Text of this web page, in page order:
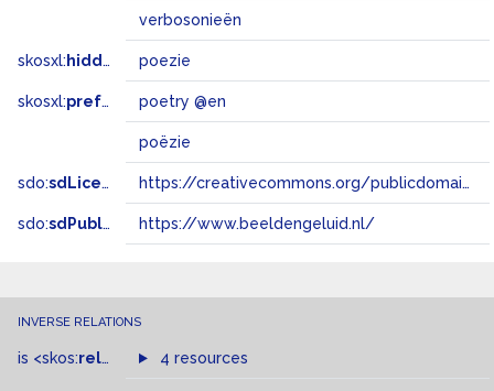
verbosonieën
skosxl: hiddenLabel poezie
skosxl:prefLabel poetry @en
poëzie
sdo:sdLicense https://creativecommons.org/publicdomain/zero/1.0/
sdo:sdPublisher https://www.beeldengeluid.nl/
INVERSE RELATIONS
is <skos:related > of4 resources